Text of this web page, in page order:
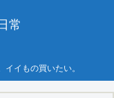
常
イもの買いたい。